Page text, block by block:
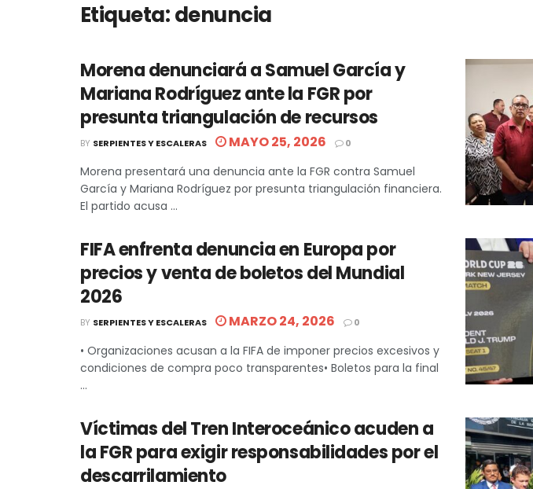
Etiqueta:denuncia
Morena denunciará a Samuel García y
Mariana Rodríguez ante la FGR por
presunta triangulación de recursos
BY SERPIENTES Y ESCALERAS MAYO 25, 2026 0
Morena presentará una denuncia ante la FGR contra Samuel
García y Mariana Rodríguez por presunta triangulación financiera.
El partido acusa ...
FIFA enfrenta denuncia en Europa por
precios y venta de boletos del Mundial
2026
BY SERPIENTES Y ESCALERAS MARZO 24, 2026 0
• Organizaciones acusan a la FIFA de imponer precios excesivos y
condiciones de compra poco transparentes• Boletos para la final
...
Víctimas del Tren Interoceánico acuden a
la FGR para exigir responsabilidades por el
descarrilamiento